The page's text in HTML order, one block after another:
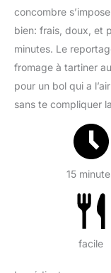
concombre
bien: frais, doux, et
minutes. Le
fromage à tartiner
pour un bol qui a
sans te compliquer
15
facile